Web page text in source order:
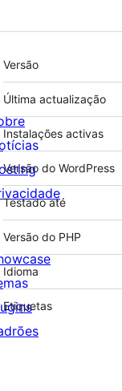
Metadados
Versão
Última actualização
Instalações activas
Versão do WordPress
Testado até
Versão do PHP
Idioma
Etiquetas